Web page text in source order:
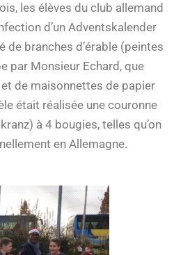
les élèves du club allemand
d’un Adventskalender
de branches d’érable (peintes
par Monsieur Echard, que
de maisonnettes de papier
était réalisée une couronne
à 4 bougies, telles qu’on
en Allemagne.